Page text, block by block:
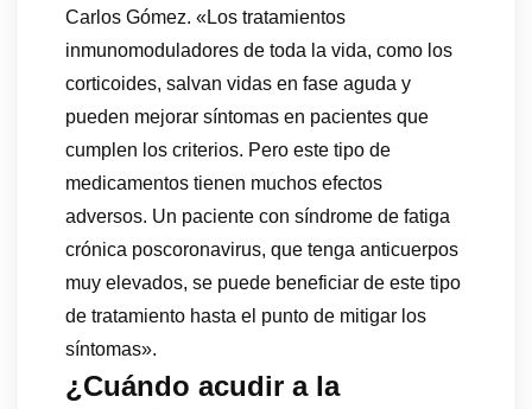
Carlos Gómez. «Los tratamientos
inmunomoduladores de toda la vida, como los
corticoides, salvan vidas en fase aguda y
pueden mejorar síntomas en pacientes que
cumplen los criterios. Pero este tipo de
medicamentos tienen muchos efectos
adversos. Un paciente con síndrome de fatiga
crónica poscoronavirus, que tenga anticuerpos
muy elevados, se puede beneficiar de este tipo
de tratamiento hasta el punto de mitigar los
síntomas».
¿Cuándo acudir a la